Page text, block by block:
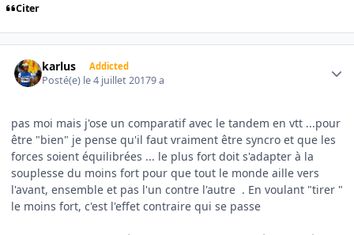
Citer
karlus Addicted
Posté(e) le 4 juillet 20179 a
pas moi mais j'ose un comparatif avec le tandem en vtt ...pour
être "bien" je pense qu'il faut vraiment être syncro et que les
forces soient équilibrées ... le plus fort doit s'adapter à la
souplesse du moins fort pour que tout le monde aille vers
l'avant, ensemble et pas l'un contre l'autre . En voulant "tirer "
le moins fort, c'est l'effet contraire qui se passe